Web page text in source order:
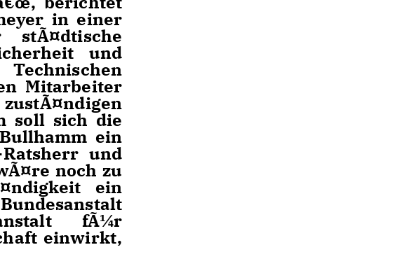
in einer
und
Mitarbeiter
soll sich die
ein
und
noch zu
ein
fÃ¼r
einwirkt,